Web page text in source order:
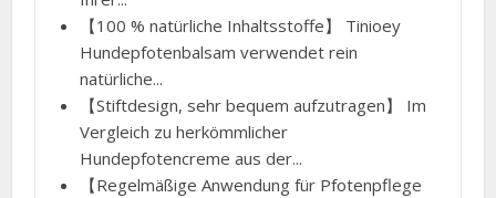
【100 % natürliche Inhaltsstoffe】 Tinioey
Hundepfotenbalsam verwendet rein
natürliche...
【Stiftdesign, sehr bequem aufzutragen】 Im
Vergleich zu herkömmlicher
Hundepfotencreme aus der...
【Regelmäßige Anwendung für Pfotenpflege